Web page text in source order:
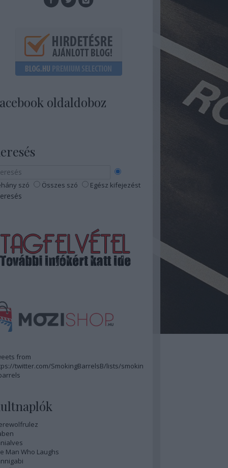
oldaldoboz
szó Összes szó Egész kifejezést
from
twitter.com/SmokingBarrelsB/lists/smokin
Man Who Laughs